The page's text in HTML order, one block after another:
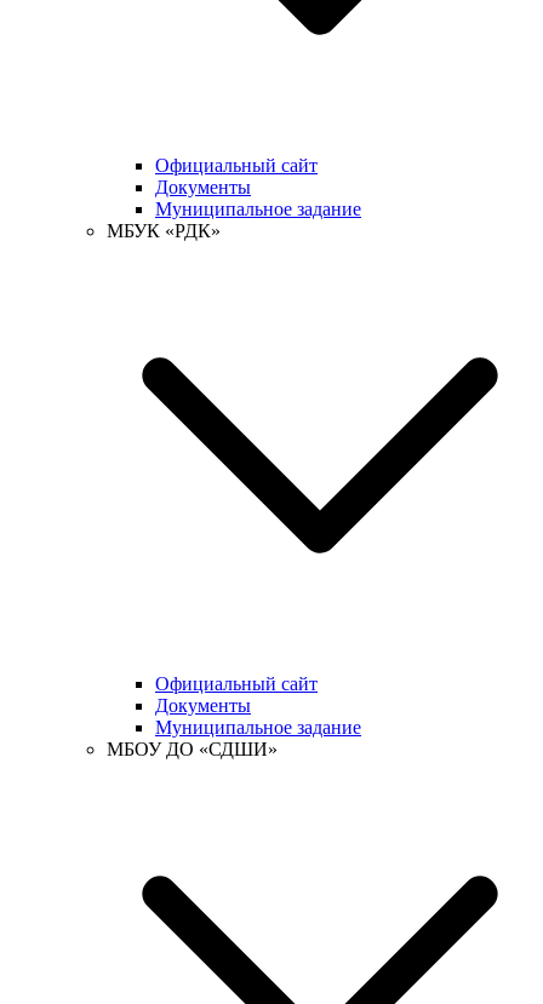
Официальный сайт
Документы
Муниципальное задание
МБУК «РДК»
Официальный сайт
Документы
Муниципальное задание
МБОУ ДО «СДШИ»